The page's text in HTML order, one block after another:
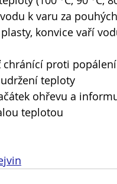
k varu za
konvice vaří
chránící proti popálení
teploty
ohřevu a
teplotou